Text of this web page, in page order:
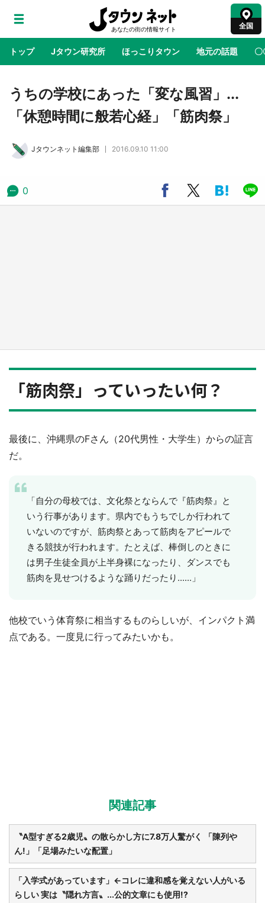
全国
トップ Jタウン研究所 ほっこりタウン 地元の話題 〇
地域×二次元 絶景 あの時はありがとう
公式プロモ動画で「聖地」が生産されてます
『薬屋のひとりごと』の〝舞〟の世界に入り込
む 六本木ヒルズ展望台でコラボ、本邦初公開
うちの学校にあった「変な風習」...
「休憩時間に般若心経」「筋肉祭」
Jタウンネット編集部 2016.09.10 11:00
0
「筋肉祭」っていったい何？
最後に、沖縄県のFさん（20代男性・大学生）からの証言
だ。
「自分の母校では、文化祭とならんで『筋肉祭』と
いう行事があります。県内でもうちでしか行われて
いないのですが、筋肉祭とあって筋肉をアピールで
きる競技が行われます。たとえば、棒倒しのときに
は男子生徒全員が上半身裸になったり、ダンスでも
筋肉を見せつけるような踊りだったり......」
他校でいう体育祭に相当するものらしいが、インパクト満
点である。一度見に行ってみたいかも。
関連記事
〝A型すぎる2歳児〟の散らかし方に7.8万人驚がく 「陳列や
ん!」「足場みたいな配置」
「入学式があっています」←コレに違和感を覚えない人がいる
らしい 実は〝隠れ方言〟...公的文章にも使用!?